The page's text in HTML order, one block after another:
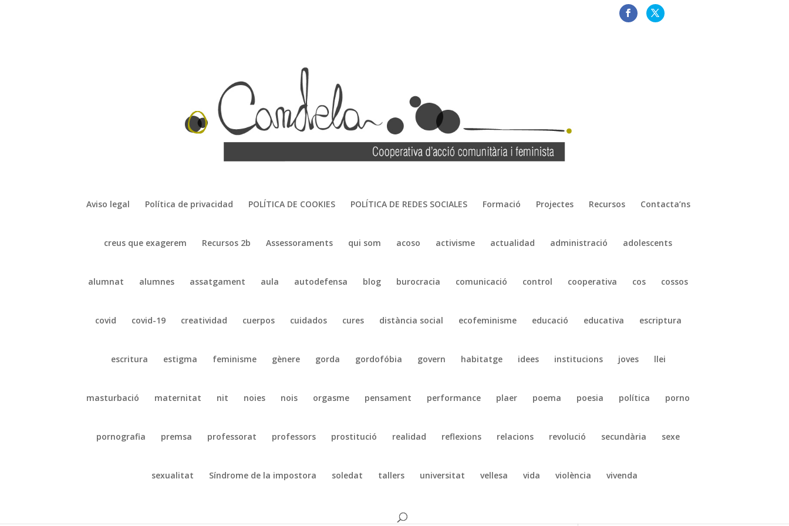
Aviso legal Política de privacidad POLÍTICA DE COOKIES POLÍTICA DE REDES SOCIALES Formació Projectes Recursos Contacta’ns
creus que exagerem Recursos 2b Assessoraments qui som acoso activisme actualidad administració adolescents
alumnat alumnes assatgament aula autodefensa blog burocracia comunicació control cooperativa cos cossos
covid covid-19 creatividad cuerpos cuidados cures distància social ecofeminisme educació educativa escriptura
escritura estigma feminisme gènere gorda gordofóbia govern habitatge idees institucions joves llei
masturbació maternitat nit noies nois orgasme pensament performance plaer poema poesia política porno
pornografia premsa professorat professors prostitució realidad reflexions relacions revolució secundària sexe
sexualitat Síndrome de la impostora soledat tallers universitat vellesa vida violència vivenda